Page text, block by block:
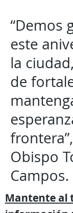
“Demos
este
la
de
Obispo
Campos.
Mantente al